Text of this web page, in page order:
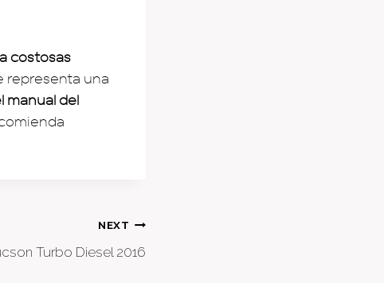
costosas
representa una
manual del
NEXT
Turbo Diesel 2016